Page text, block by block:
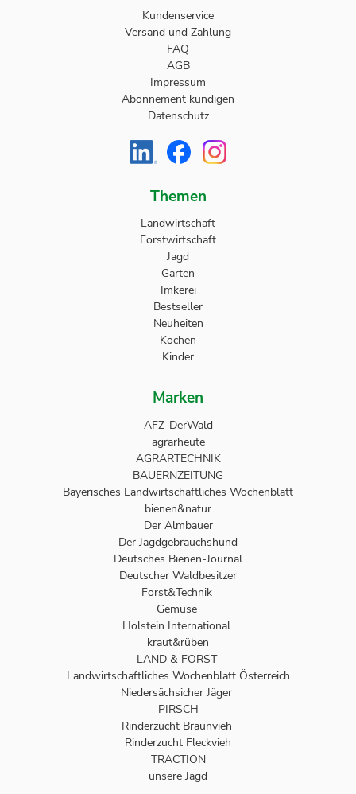
Kundenservice
Versand und Zahlung
FAQ
AGB
Impressum
Abonnement kündigen
Datenschutz
Themen
Landwirtschaft
Forstwirtschaft
Jagd
Garten
Imkerei
Bestseller
Neuheiten
Kochen
Kinder
Marken
AFZ-DerWald
agrarheute
AGRARTECHNIK
BAUERNZEITUNG
Bayerisches Landwirtschaftliches Wochenblatt
bienen&natur
Der Almbauer
Der Jagdgebrauchshund
Deutsches Bienen-Journal
Deutscher Waldbesitzer
Forst&Technik
Gemüse
Holstein International
kraut&rüben
LAND & FORST
Landwirtschaftliches Wochenblatt Österreich
Niedersächsicher Jäger
PIRSCH
Rinderzucht Braunvieh
Rinderzucht Fleckvieh
TRACTION
unsere Jagd